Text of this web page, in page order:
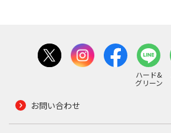
ハード&
グリーン
お問い合わせ